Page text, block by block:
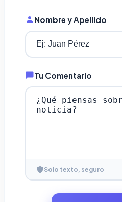
Nombre y Apellido
Tu Comentario
Solo texto, seguro